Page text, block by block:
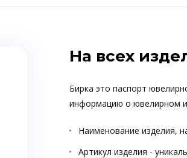
На всех
Бирка это паспорт
информацию о ювелирном
Наименование изделия,
Артикул изделия -